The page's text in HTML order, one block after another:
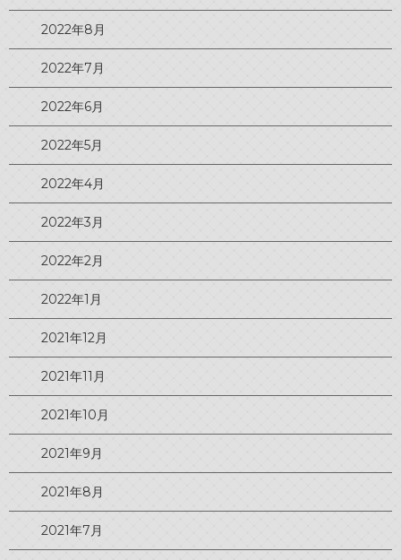
2022年8月
2022年7月
2022年6月
2022年5月
2022年4月
2022年3月
2022年2月
2022年1月
2021年12月
2021年11月
2021年10月
2021年9月
2021年8月
2021年7月